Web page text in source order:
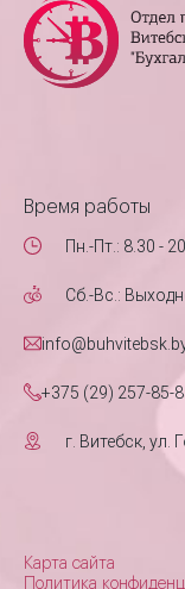
Время работы
Пн.-Пт.: 8.30 -
Сб.-Вс.:
+375 (29) 257-85-
г. Витебск, ул.
Карта сайта
Политика